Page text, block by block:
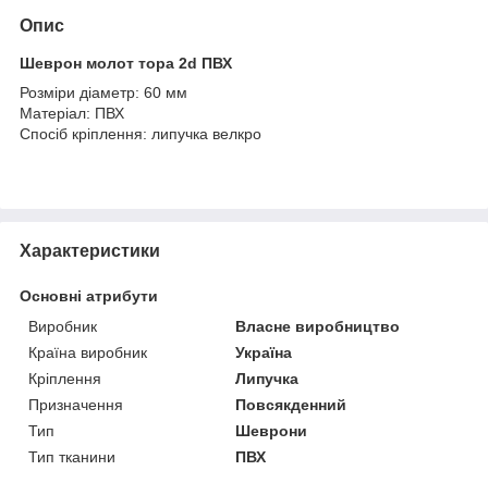
Опис
Шеврон молот тора 2d ПВХ
Розміри діаметр: 60 мм
Матеріал: ПВХ
Спосіб кріплення: липучка велкро
Характеристики
Основні атрибути
Виробник
Власне виробництво
Країна виробник
Україна
Кріплення
Липучка
Призначення
Повсякденний
Тип
Шеврони
Тип тканини
ПВХ